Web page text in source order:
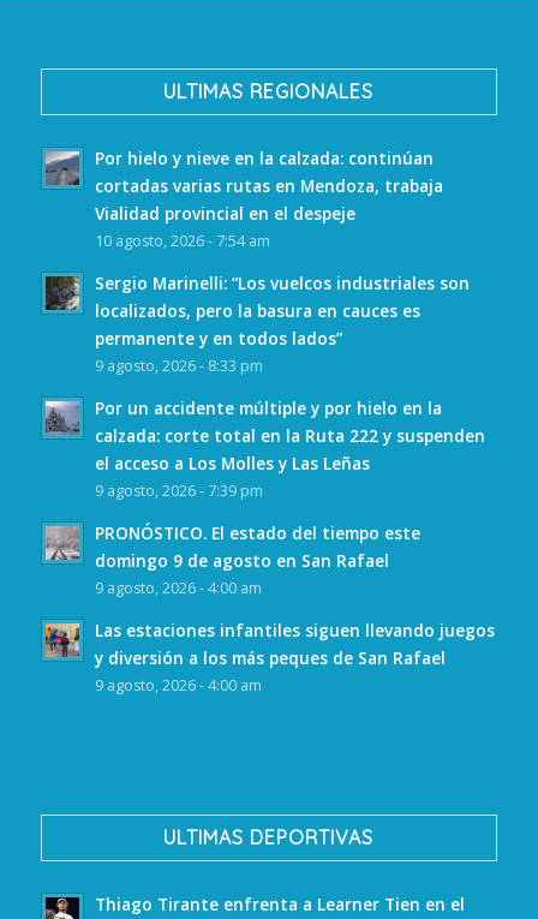
ULTIMAS REGIONALES
Por hielo y nieve en la calzada: continúan
cortadas varias rutas en Mendoza, trabaja
Vialidad provincial en el despeje
10 agosto, 2026 - 7:54 am
Sergio Marinelli: “Los vuelcos industriales son
localizados, pero la basura en cauces es
permanente y en todos lados”
9 agosto, 2026 - 8:33 pm
Por un accidente múltiple y por hielo en la
calzada: corte total en la Ruta 222 y suspenden
el acceso a Los Molles y Las Leñas
9 agosto, 2026 - 7:39 pm
PRONÓSTICO. El estado del tiempo este
domingo 9 de agosto en San Rafael
9 agosto, 2026 - 4:00 am
Las estaciones infantiles siguen llevando juegos
y diversión a los más peques de San Rafael
9 agosto, 2026 - 4:00 am
ULTIMAS DEPORTIVAS
Thiago Tirante enfrenta a Learner Tien en el